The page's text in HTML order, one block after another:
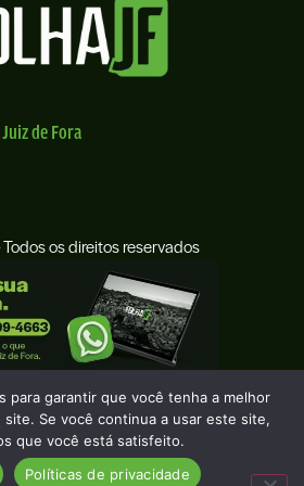
de Fora
os direitos reservados
para garantir que você tenha a melhor
Se você continua a usar este site,
que você está satisfeito.
Políticas de privacidade